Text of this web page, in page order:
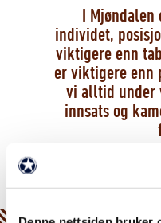
I Mjøndalen
individet,
viktigere enn
er viktigere enn
vi alltid under
innsats og